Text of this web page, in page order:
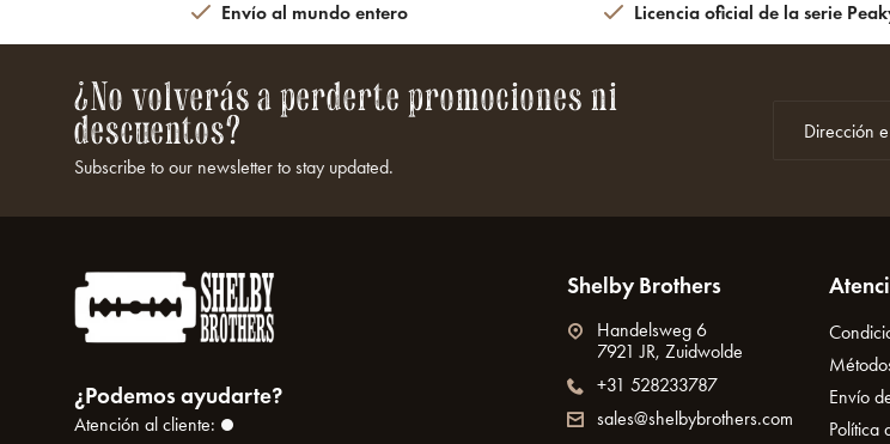
Envío al mundo entero Licencia oficial de la serie
¿No volverás a perderte promociones ni
descuentos?
Subscribe to our newsletter to stay updated.
¿Podemos ayudarte?
Atención al cliente:
Shelby Brothers
Handelsweg 6
7921 JR, Zuidwolde
+31 528233787
sales@shelbybrothers.com
Envío
Política